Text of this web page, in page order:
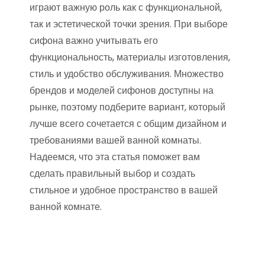
играют важную роль как с функциональной,
так и эстетической точки зрения. При выборе
сифона важно учитывать его
функциональность, материалы изготовления,
стиль и удобство обслуживания. Множество
брендов и моделей сифонов доступны на
рынке, поэтому подберите вариант, который
лучше всего сочетается с общим дизайном и
требованиями вашей ванной комнаты.
Надеемся, что эта статья поможет вам
сделать правильный выбор и создать
стильное и удобное пространство в вашей
ванной комнате.